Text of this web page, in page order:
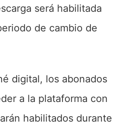
será habilitada
de cambio de
digital, los abonados
a la plataforma con
habilitados durante